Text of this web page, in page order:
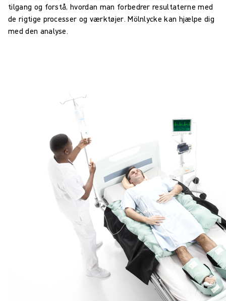
tilgang og forstå, hvordan man forbedrer resultaterne med
de rigtige processer og værktøjer. Mölnlycke kan hjælpe dig
med den analyse.